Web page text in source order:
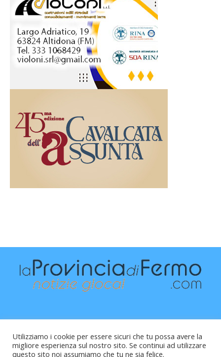
Utilizziamo i cookie per essere sicuri che tu possa avere la
migliore esperienza sul nostro sito. Se continui ad utilizzare
questo sito noi assumiamo che tu ne sia felice.